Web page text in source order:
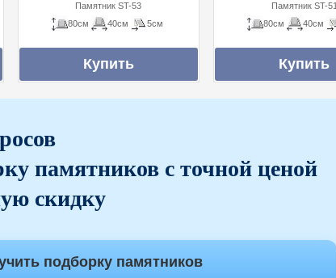
Памятник ST-53
80см
40см 5см
Памятник ST-51
80см
40см
памятников с точной ценой
скидку
подборку памятников